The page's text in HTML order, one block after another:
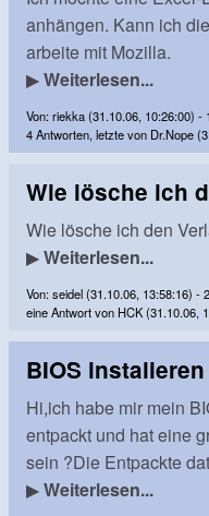
anhängen. Kann ich
arbeite mit Mozilla.
▶Weiterlesen...
Von: riekka (31.10.06, 10:26:00) -
4 Antworten, letzte von Dr.Nope
Wie lösche ich
Wie lösche ich den
▶Weiterlesen...
Von: seidel (31.10.06, 13:58:16) -
eine Antwort von HCK (31.10.06,
BIOS
Hi,ich habe mir mein
entpackt und hat eine
sein ?Die Entpackte
▶Weiterlesen...